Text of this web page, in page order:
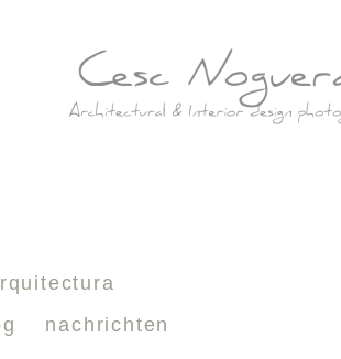
nachrichten